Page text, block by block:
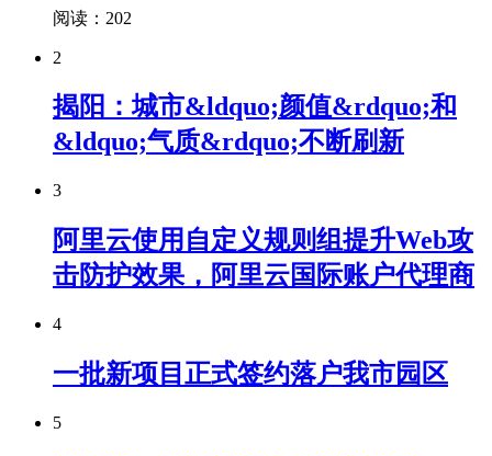
阅读：202
2
揭阳：城市&ldquo;颜值&rdquo;和
&ldquo;气质&rdquo;不断刷新
3
阿里云使用自定义规则组提升Web攻
击防护效果，阿里云国际账户代理商
4
一批新项目正式签约落户我市园区
5